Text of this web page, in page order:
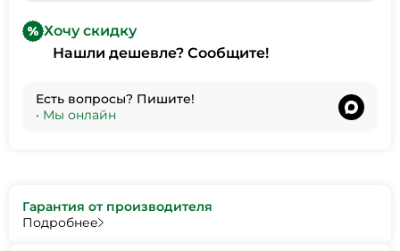
Хочу скидку
Нашли дешевле? Сообщите!
Есть вопросы? Пишите!
• Мы онлайн
Гарантия от производителя
Подробнее